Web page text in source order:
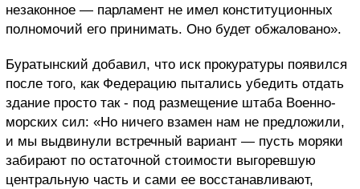
незаконное — парламент не имел конституционных
полномочий его принимать. Оно будет обжаловано».
Буратынский добавил, что иск прокуратуры появился
после того, как Федерацию пытались убедить отдать
здание просто так - под размещение штаба Военно-
морских сил: «Но ничего взамен нам не предложили,
и мы выдвинули встречный вариант — пусть моряки
забирают по остаточной стоимости выгоревшую
центральную часть и сами ее восстанавливают,